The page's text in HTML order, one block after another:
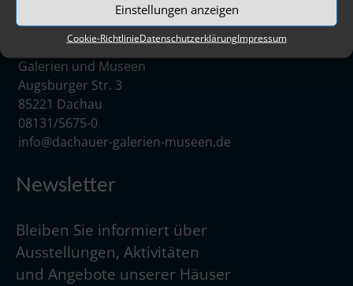
Einstellungen anzeigen
Cookie-RichtlinieDatenschutzerklärungImpressum
Zweckverband Dachauer
Galerien und Museen
Augsburger Str. 3
85221 Dachau
08131/5675-0
info@dachauer-galerien-museen.de
Newsletter
Bleiben Sie informiert über
Ausstellungen, Aktivitäten
und Angebote unserer Häuser